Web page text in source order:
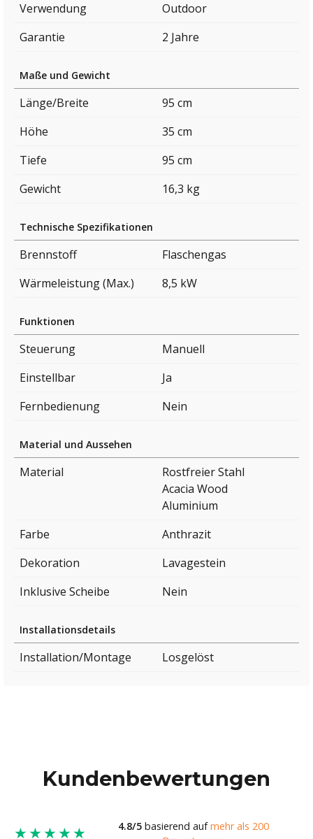
Verwendung
Outdoor
Garantie
2 Jahre
Maße und Gewicht
Länge/Breite
95 cm
Höhe
35 cm
Tiefe
95 cm
Gewicht
16,3 kg
Technische Spezifikationen
Brennstoff
Flaschengas
Wärmeleistung (Max.)
8,5 kW
Funktionen
Steuerung
Manuell
Einstellbar
Ja
Fernbedienung
Nein
Material und Aussehen
Material
Rostfreier Stahl
Acacia Wood
Aluminium
Farbe
Anthrazit
Dekoration
Lavagestein
Inklusive Scheibe
Nein
Installationsdetails
Installation/Montage Losgelöst
Kundenbewertungen
★★★★★ 4.8/5basierend aufmehr als 200